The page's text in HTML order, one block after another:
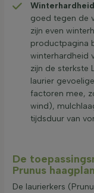
goed tegen de
zijn even
productpagina
winterhardheid
zijn de sterkste
laurier
factoren mee,
wind),
tijdsduur van
De
Prunus
De laurierkers